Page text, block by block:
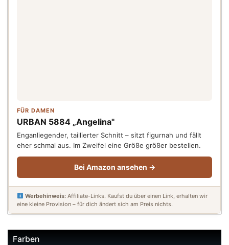
FÜR DAMEN
URBAN 5884 „Angelina"
Enganliegender, taillierter Schnitt – sitzt figurnah und fällt
eher schmal aus. Im Zweifel eine Größe größer bestellen.
Bei Amazon ansehen →
Werbehinweis:Affiliate-Links. Kaufst du über einen Link, erhalten wir
eine kleine Provision – für dich ändert sich am Preis nichts.
Farben